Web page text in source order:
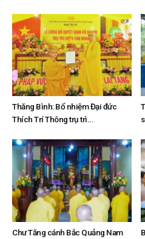
Thăng Bình: Bổ nhiệm Đại đức
Thích Trí Thông trụ trì...
Chư Tăng cánh Bắc Quảng Nam